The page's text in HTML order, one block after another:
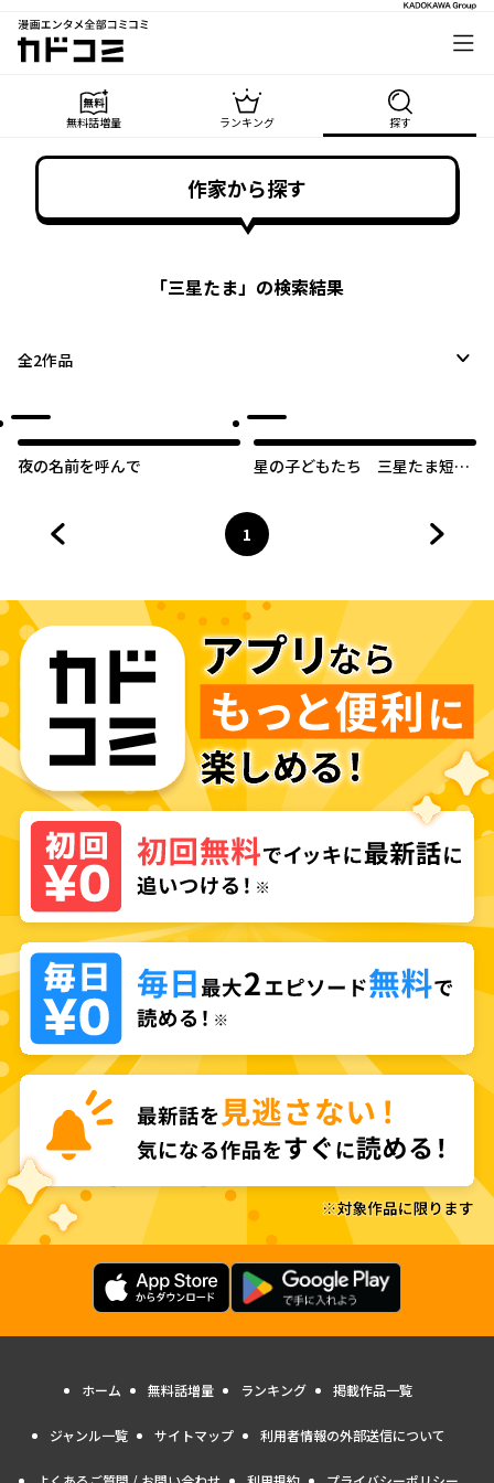
漫画エンタメ全部コミコミ
カドコミ
無料話増量 ランキング 探す
作家から探す
「三星たま」の検索結果
全2作品
夜の名前を呼んで
星の子どもたち 三星たま短編
ページ
1
へ
ホーム 無料話増量 ランキング 掲載作品一覧
ジャンル一覧 サイトマップ 利用者情報の外部送信について